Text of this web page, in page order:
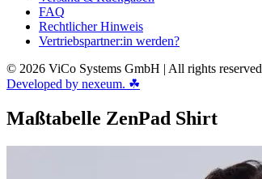
FAQ
Rechtlicher Hinweis
Vertriebspartner:in werden?
© 2026 ViCo Systems GmbH | All rights reserved
Developed by nexeum. ☘
Maßtabelle ZenPad Shirt